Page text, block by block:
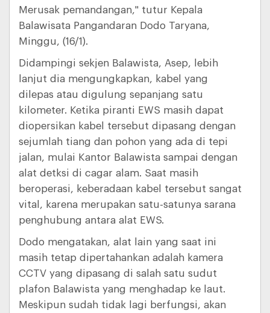
Merusak pemandangan," tutur Kepala
Balawisata Pangandaran Dodo Taryana,
Minggu, (16/1).
Didampingi sekjen Balawista, Asep, lebih
lanjut dia mengungkapkan, kabel yang
dilepas atau digulung sepanjang satu
kilometer. Ketika piranti EWS masih dapat
diopersikan kabel tersebut dipasang dengan
sejumlah tiang dan pohon yang ada di tepi
jalan, mulai Kantor Balawista sampai dengan
alat detksi di cagar alam. Saat masih
beroperasi, keberadaan kabel tersebut sangat
vital, karena merupakan satu-satunya sarana
penghubung antara alat EWS.
Dodo mengatakan, alat lain yang saat ini
masih tetap dipertahankan adalah kamera
CCTV yang dipasang di salah satu sudut
plafon Balawista yang menghadap ke laut.
Meskipun sudah tidak lagi berfungsi, akan